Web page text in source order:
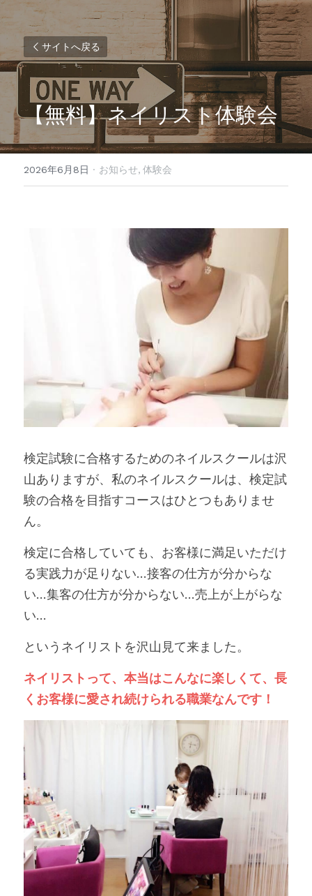
サイトへ戻る
【無料】ネイリスト体験会
2026年6月8日 · お知らせ, 体験会
検定試験に合格するためのネイルスクールは沢
山ありますが、私のネイルスクールは、検定試
験の合格を目指すコースはひとつもありませ
ん。
検定に合格していても、お客様に満足いただけ
る実践力が足りない…接客の仕方が分からな
い…集客の仕方が分からない…売上が上がらな
い…
というネイリストを沢山見て来ました。
ネイリストって、本当はこんなに楽しくて、長
くお客様に愛され続けられる職業なんです！